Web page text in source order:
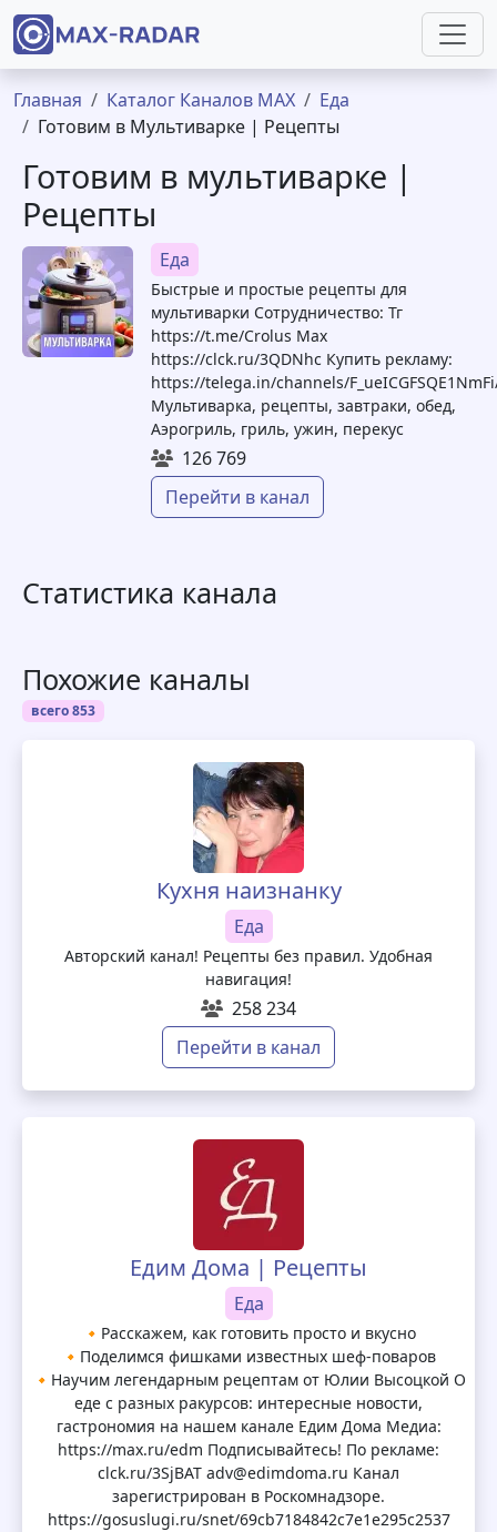
Перейти к основному содержанию
Строка навигации
Главная Каталог Каналов MAX
Еда
Готовим в Мультиварке | Рецепты
Готовим в мультиварке |
Рецепты
Еда
Быстрые и простые рецепты для
мультиварки Сотрудничество: Тг
https://t.me/Crolus Max
https://clck.ru/3QDNhc Купить рекламу:
https://telega.in/channels/
Мультиварка, рецепты, завтраки, обед,
Аэрогриль, гриль, ужин, перекус
126 769
Перейти в канал
Статистика канала
Похожие каналы
всего 853
Кухня наизнанку
Еда
Авторский канал! Рецепты без правил. Удобная
навигация!
258 234
Перейти в канал
Едим Дома | Рецепты
Еда
🔸Расскажем, как готовить просто и вкусно
🔸Поделимся фишками известных шеф-поваров
🔸Научим легендарным рецептам от Юлии Высоцкой О
еде с разных ракурсов: интересные новости,
гастрономия на нашем канале Едим Дома Медиа:
https://max.ru/edm Подписывайтесь! По рекламе:
clck.ru/3SjBAT adv@edimdoma.ru Канал
зарегистрирован в Роскомнадзоре.
https://gosuslugi.ru/snet/69cb7184842c7e1e295c2537